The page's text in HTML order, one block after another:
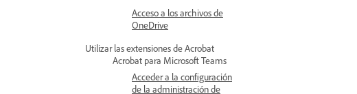
Acceso a los archivos de
OneDrive
Utilizar las extensiones de Acrobat
Acrobat para Microsoft Teams
Acceder a la configuración
de la administración de